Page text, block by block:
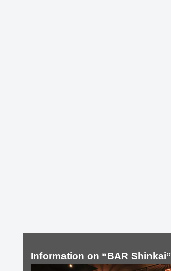
Information on “BAR Shinkai”